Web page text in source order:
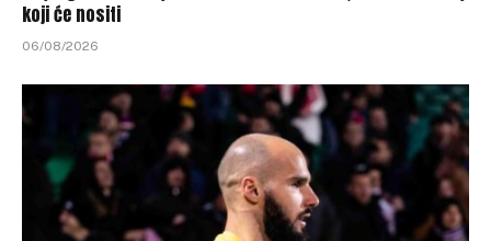
koji će nositi
06/08/2026